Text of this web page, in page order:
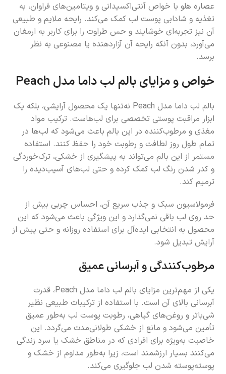
عصاره هلو با خواص آنتی‌اکسیدانی و ویتامین‌های فراوان، به
تغذیه و شادابی پوست لب کمک می‌کند. رایحه ملایم و طبیعی
آن نیز تجربه‌ای خوشایند و حس طراوت را برای کاربر به ارمغان
می‌آورد، بدون آنکه رایحه آن آزاردهنده یا مصنوعی به نظر
برسد.
خواص و مزایای بالم لب داما مدل Peach
بالم لب داما مدل Peach نه‌تنها یک محصول آرایشی، بلکه یک
ابزار مراقبت پوستی تخصصی برای لب‌هاست. ترکیب مواد
مغذی و مرطوب‌کننده در این بالم باعث می‌شود که لب‌ها در
تمام طول روز لطافت و رطوبت خود را حفظ کنند. استفاده
مستمر از این بالم می‌تواند به پیشگیری از خشکی، ترک‌خوردگی
و کدر شدن رنگ لب کمک کرده و حتی لب‌های آسیب‌دیده را
ترمیم کند.
فرمولاسیون سبک و جذب سریع آن، احساس چربی بیش از
حد روی لب باقی نمی‌گذارد و این ویژگی باعث می‌شود که این
محصول به انتخابی ایده‌آل برای استفاده روزانه و حتی پیش از
آرایش تبدیل شود.
مرطوب‌کنندگی و آبرسانی عمیق
یکی از مهم‌ترین مزایای بالم لب داما مدل Peach، قدرت
آبرسانی بالای آن است. با استفاده از ترکیبات طبیعی نظیر
شی‌باتر و روغن‌های گیاهی، رطوبت پوست لب به‌طور عمیق
تأمین می‌شود و مانع از خشکی طولانی‌مدت می‌گردد. این
خاصیت به‌ویژه برای افرادی که در مناطق خشک یا سرد زندگی
می‌کنند بسیار ارزشمند است، زیرا به‌طور مداوم از خشک و
پوسته‌پوسته شدن لب جلوگیری می‌کند.